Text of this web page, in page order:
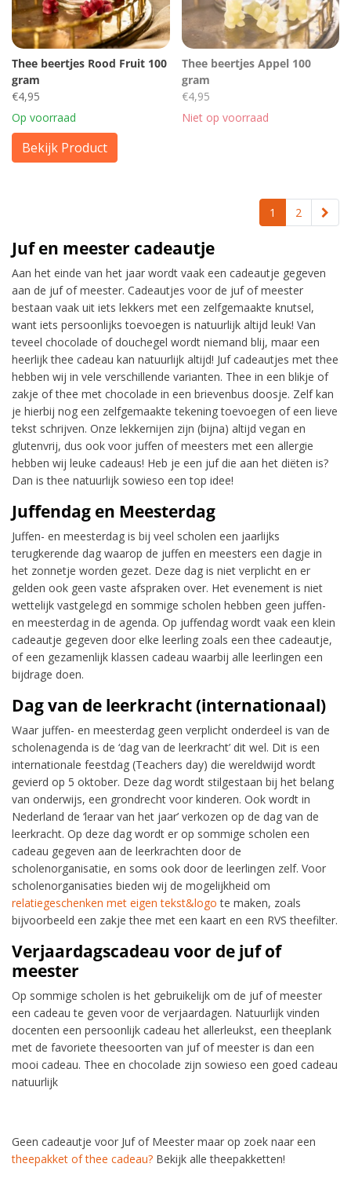
Thee beertjes Rood Fruit 100
gram
€4,95
Op voorraad
Bekijk Product
Thee beertjes Appel 100
gram
€4,95
Niet op voorraad
1 2
Juf en meester cadeautje
Aan het einde van het jaar wordt vaak een cadeautje gegeven
aan de juf of meester. Cadeautjes voor de juf of meester
bestaan vaak uit iets lekkers met een zelfgemaakte knutsel,
want iets persoonlijks toevoegen is natuurlijk altijd leuk! Van
teveel chocolade of douchegel wordt niemand blij, maar een
heerlijk thee cadeau kan natuurlijk altijd! Juf cadeautjes met thee
hebben wij in vele verschillende varianten. Thee in een blikje of
zakje of thee met chocolade in een brievenbus doosje. Zelf kan
je hierbij nog een zelfgemaakte tekening toevoegen of een lieve
tekst schrijven. Onze lekkernijen zijn (bijna) altijd vegan en
glutenvrij, dus ook voor juffen of meesters met een allergie
hebben wij leuke cadeaus! Heb je een juf die aan het diëten is?
Dan is thee natuurlijk sowieso een top idee!
Juffendag en Meesterdag
Juffen- en meesterdag is bij veel scholen een jaarlijks
terugkerende dag waarop de juffen en meesters een dagje in
het zonnetje worden gezet. Deze dag is niet verplicht en er
gelden ook geen vaste afspraken over. Het evenement is niet
wettelijk vastgelegd en sommige scholen hebben geen juffen-
en meesterdag in de agenda. Op juffendag wordt vaak een klein
cadeautje gegeven door elke leerling zoals een thee cadeautje,
of een gezamenlijk klassen cadeau waarbij alle leerlingen een
bijdrage doen.
Dag van de leerkracht (internationaal)
Waar juffen- en meesterdag geen verplicht onderdeel is van de
scholenagenda is de ‘dag van de leerkracht’ dit wel. Dit is een
internationale feestdag (Teachers day) die wereldwijd wordt
gevierd op 5 oktober. Deze dag wordt stilgestaan bij het belang
van onderwijs, een grondrecht voor kinderen. Ook wordt in
Nederland de ‘leraar van het jaar’ verkozen op de dag van de
leerkracht. Op deze dag wordt er op sommige scholen een
cadeau gegeven aan de leerkrachten door de
scholenorganisatie, en soms ook door de leerlingen zelf. Voor
scholenorganisaties bieden wij de mogelijkheid om
relatiegeschenken met eigen tekst&logo te maken, zoals
bijvoorbeeld een zakje thee met een kaart en een RVS theefilter.
Verjaardagscadeau voor de juf of
meester
Op sommige scholen is het gebruikelijk om de juf of meester
een cadeau te geven voor de verjaardagen. Natuurlijk vinden
docenten een persoonlijk cadeau het allerleukst, een theeplank
met de favoriete theesoorten van juf of meester is dan een
mooi cadeau. Thee en chocolade zijn sowieso een goed cadeau
natuurlijk
Geen cadeautje voor Juf of Meester maar op zoek naar een
theepakket of thee cadeau? Bekijk alle theepakketten!